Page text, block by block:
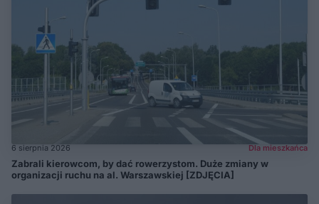
6 sierpnia 2026 Dla mieszkańca
Zabrali kierowcom, by dać rowerzystom. Duże zmiany w
organizacji ruchu na al. Warszawskiej [ZDJĘCIA]